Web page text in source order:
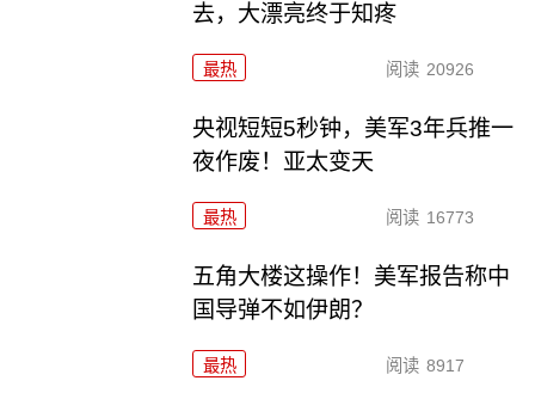
去，大漂亮终于知疼
最热 阅读 20926
央视短短5秒钟，美军3年兵推一
夜作废！亚太变天
最热 阅读 16773
五角大楼这操作！美军报告称中
国导弹不如伊朗？
最热 阅读 8917